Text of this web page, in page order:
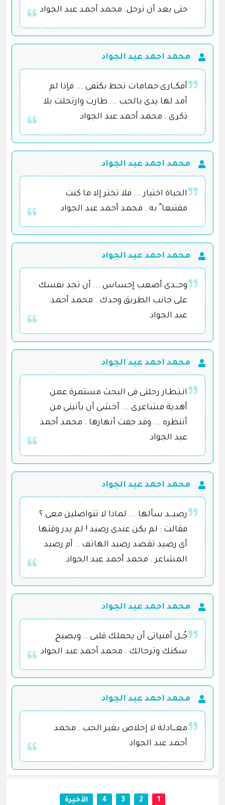
حتى بعد أن ترحل. محمد أحمد عبد الجواد
محمد احمد عبد الجواد
أفكــارى حمامات تحط بكتفى ... فإذا لم
أمد لها يدى بالحب ... طارت وارتحلت بلا
ذكرى . محمد أحمد عبد الجواد
محمد احمد عبد الجواد
الحياة اختيار ... فلا تختر إلا ما كنت
مقتنعا ً به . محمد أحمد عبد الجواد
محمد احمد عبد الجواد
وحـــدى أصعب إحساس ... أن تجد نفسك
على جانب الطريق وحدك . محمد أحمد
عبد الجواد
محمد احمد عبد الجواد
انـتـظـار رحلتى فى البحث مستمرة عمن
أهدية مشاعرى ... أخشى أن يأتينى من
أنتظره ... وقد جفت أنهارها . محمد أحمد
عبد الجواد
محمد احمد عبد الجواد
رصيـــد سألها ... لماذا لا تتواصلين معى ؟
فقالت : لم يكن عندى رصيد ! لم يدر وقتها
أى رصيد تقصد رصيد الهاتف .. أم رصيد
المشاعر . محمد أحمد عبد الجواد
محمد احمد عبد الجواد
جُــل أمنياتى أن يحملك قلبى .. ويصبح
سكنك وترحالك . محمد أحمد عبد الجواد
محمد احمد عبد الجواد
معـــادلة لا إخلاص بغير الحب . محمد
أحمد عبد الجواد
1
2
3
4 الأخيرة